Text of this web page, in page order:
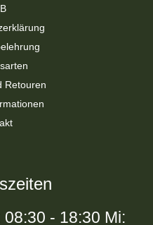
Retouren
- 18:30 Mi: